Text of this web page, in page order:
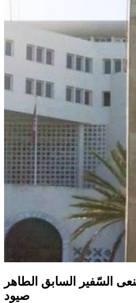
السّفير السابق الطاهر
صيود